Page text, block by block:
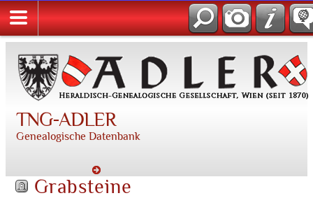
TNG-ADLER
Genealogische Datenbank
Grabsteine